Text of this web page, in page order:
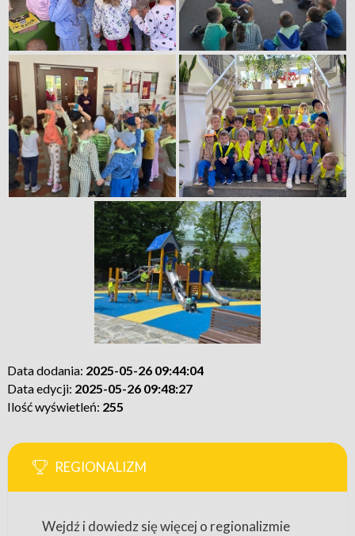
Data dodania: 2025-05-26 09:44:04
Data edycji: 2025-05-26 09:48:27
Ilość wyświetleń: 255
REGIONALIZM
Wejdź i dowiedz się więcej o regionalizmie